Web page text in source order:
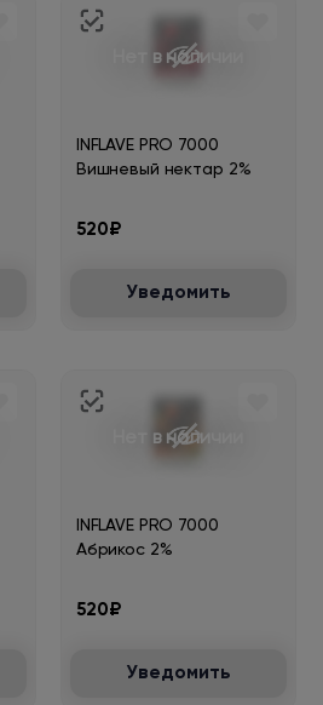
Нет в наличии
INFLAVE PRO 7000
Вишневый нектар 2%
520₽
Уведомить
Нет в наличии
INFLAVE PRO 7000
Абрикос 2%
520₽
Уведомить